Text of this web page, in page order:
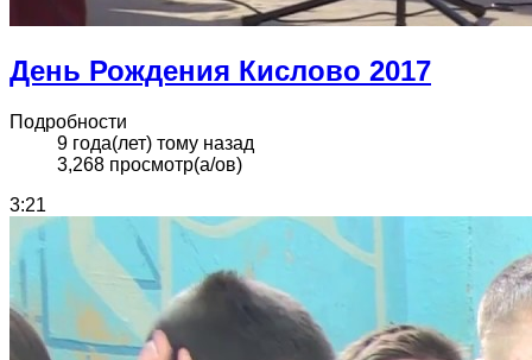
День Рождения Кислово 2017
Подробности
9 года(лет) тому назад
3,268 просмотр(а/ов)
3:21